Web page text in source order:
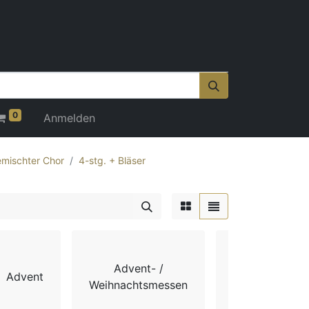
0 Anmelden
Chor 4-stg. + Bläser
Advent
Advent- /
Weihnachtsmessen